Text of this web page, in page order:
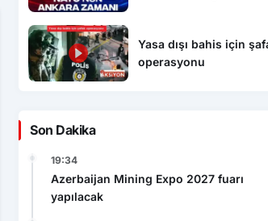
Caspian Mining Expo 2027 de
Azerbeycan da yapılacak
Genel
Yasa dışı bahis için
operasyonu
Son Dakika
19:34
Azerbaijan Mining Expo 2027 fuarı
yapılacak